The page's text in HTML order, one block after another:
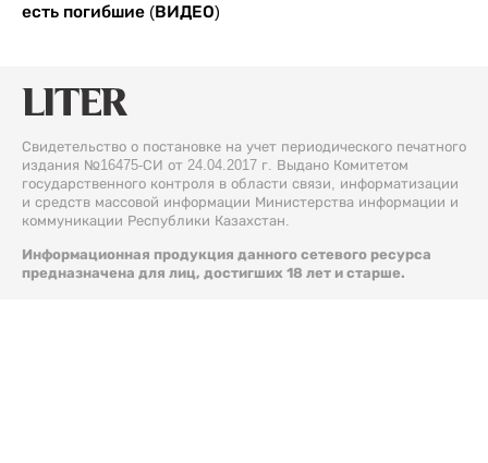
есть погибшие (ВИДЕО)
Свидетельство о постановке на учет периодического печатного
издания №16475-СИ от 24.04.2017 г. Выдано Комитетом
государственного контроля в области связи, информатизации
и средств массовой информации Министерства информации и
коммуникации Республики Казахстан.
Информационная продукция данного сетевого ресурса
предназначена для лиц, достигших 18 лет и старше.